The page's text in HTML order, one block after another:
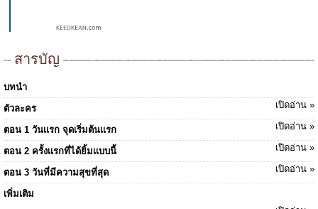
สารบัญ
บทนำ
ตัวละคร
เปิดอ่าน »
ตอน 1 วันเเรก จุดเริ่มต้นเเรก เปิดอ่าน »
ตอน 2 ครั้งเเรกที่ได้ยิ้มเเบบนี้ เปิดอ่าน »
ตอน 3 วันที่มีความสุขที่สุด เปิดอ่าน »
เพิ่มเติม